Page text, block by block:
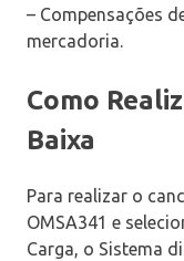
– Compensações
mercadoria.
Como
Baixa
Para realizar o
OMSA341 e
Carga, o Sistema